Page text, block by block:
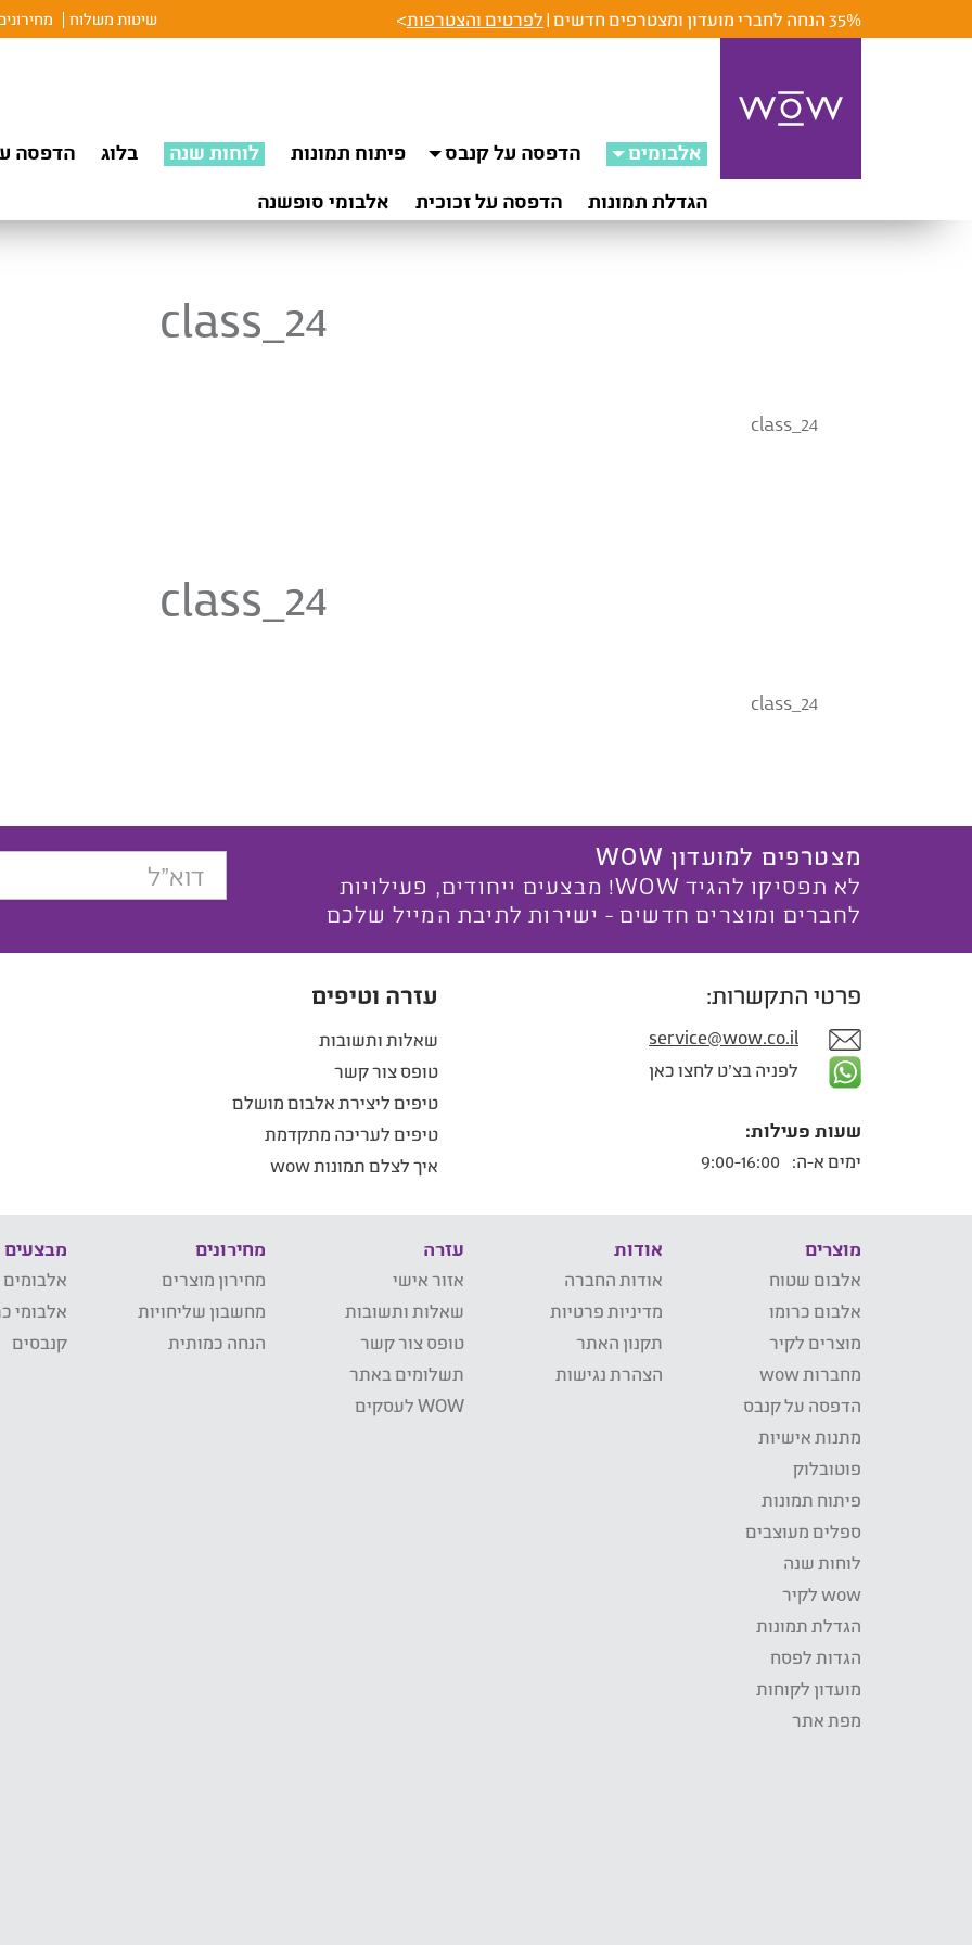
35% הנחה לחברי מועדון ומצטרפים חדשים | לפרטים והצטרפות> שיטות משלוח
אלבומים הדפסה על קנבס פיתוח תמונות לוחות שנה בלוג הדפסה
הגדלת תמונות
הדפסה על זכוכית אלבומי סופשנה
class_24
class_24
class_24
class_24
מצטרפים למועדון WOW
לא תפסיקו להגיד WOW! מבצעים ייחודים, פעילויות
לחברים ומוצרים חדשים - ישירות לתיבת המייל שלכם
פרטי התקשרות:
service@wow.co.il
לפניה בצ'ט לחצו כאן
שעות פעילות:
ימים א-ה:
עזרה וטיפים
שאלות ותשובות
טופס צור קשר
טיפים ליצירת אלבום מושלם
טיפים לעריכה מתקדמת
איך לצלם תמונות wow
מוצרים
אלבום שטוח
אלבום כרומו
מוצרים לקיר
מחברות wow
הדפסה על קנבס
מתנות אישיות
פוטובלוק
פיתוח תמונות
ספלים מעוצבים
לוחות שנה
wow לקיר
הגדלת תמונות
הגדות לפסח
מועדון לקוחות
מפת אתר
אודות
אודות החברה
מדיניות פרטיות
תקנון האתר
הצהרת נגישות
עזרה
אזור אישי
שאלות ותשובות
טופס צור קשר
תשלומים באתר
WOW לעסקים
מחירונים
מחירון מוצרים
מחשבון שליחויות
הנחה כמותית
מבצעים
אלבומי
קנבסים